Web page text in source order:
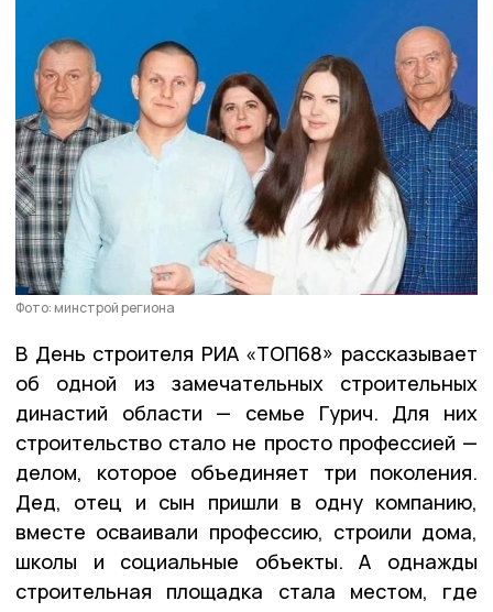
Фото: минстрой региона
В День строителя РИА «ТОП68» рассказывает
об одной из замечательных строительных
династий области — семье Гурич. Для них
строительство стало не просто профессией —
делом, которое объединяет три поколения.
Дед, отец и сын пришли в одну компанию,
вместе осваивали профессию, строили дома,
школы и социальные объекты. А однажды
строительная площадка стала местом, где